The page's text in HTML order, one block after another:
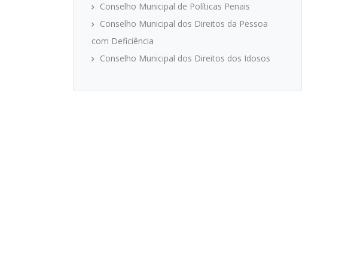
Conselho Municipal de Políticas Penais
Conselho Municipal dos Direitos da Pessoa
com Deficiência
Conselho Municipal dos Direitos dos Idosos